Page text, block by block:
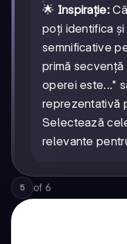
🌟 Inspirație:
poți identifica
semnificative
primă
operei este..."
reprezentativă
Selectează
relevante
5 of 6